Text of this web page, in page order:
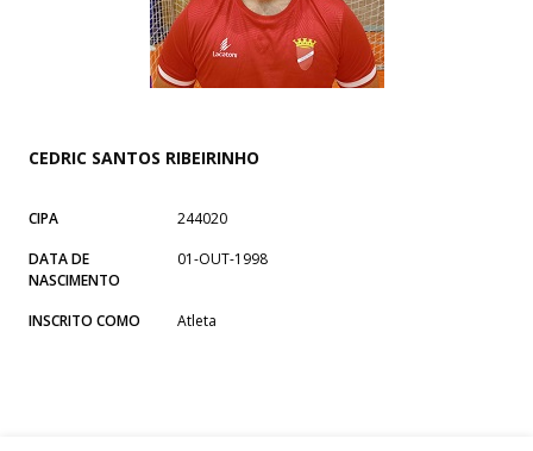
CEDRIC SANTOS RIBEIRINHO
CIPA
244020
DATA DE
NASCIMENTO
01-OUT-1998
INSCRITO COMO Atleta